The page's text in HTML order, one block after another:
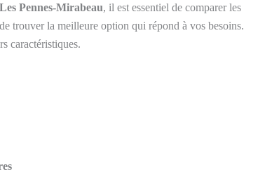
Les Pennes-Mirabeau, il est essentiel de comparer les
trouver la meilleure option qui répond à vos besoins.
caractéristiques.